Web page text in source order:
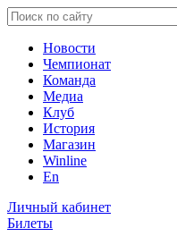
Новости
Чемпионат
Команда
Медиа
Клуб
История
Магазин
Winline
En
Личный кабинет
Билеты